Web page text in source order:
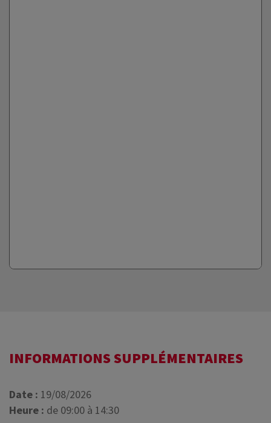
INFORMATIONS SUPPLÉMENTAIRES
Date : 19/08/2026
Heure : de 09:00 à 14:30